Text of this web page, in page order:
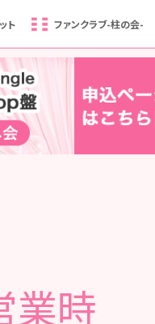
ト ファンクラブ-柱の会-
業時